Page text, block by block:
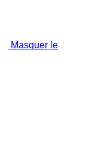
Masquer le